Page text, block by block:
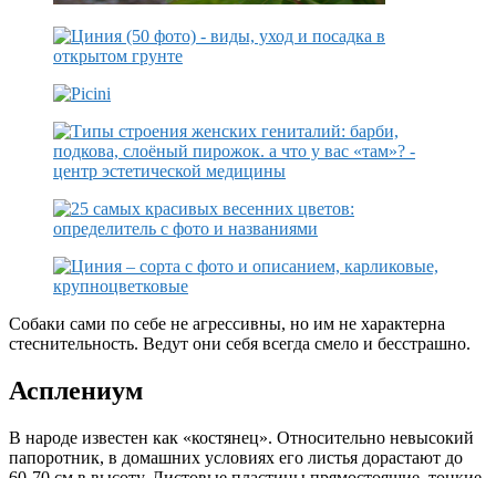
Собаки сами по себе не агрессивны, но им не характерна
стеснительность. Ведут они себя всегда смело и бесстрашно.
Асплениум
В народе известен как «костянец». Относительно невысокий
папоротник, в домашних условиях его листья дорастают до